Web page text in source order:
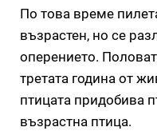
По това време
възрастен, но се
оперението.
третата година от
птицата придобива
възрастна птица.